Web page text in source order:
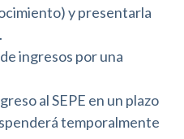
y presentarla
ingresos por una
al SEPE en un plazo
temporalmente